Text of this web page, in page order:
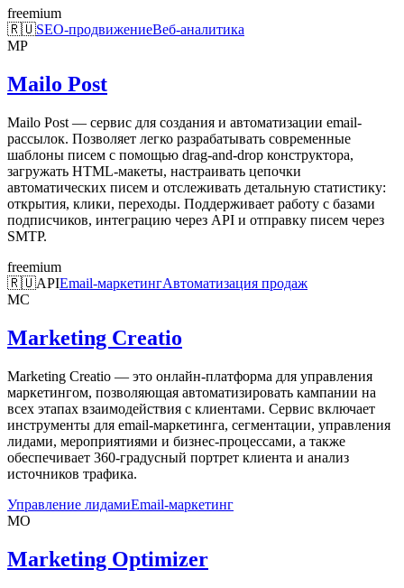
freemium
🇷🇺SEO-продвижениеВеб-аналитика
MP
Mailo Post
Mailo Post — сервис для создания и автоматизации email-
рассылок. Позволяет легко разрабатывать современные
шаблоны писем с помощью drag-and-drop конструктора,
загружать HTML-макеты, настраивать цепочки
автоматических писем и отслеживать детальную статистику:
открытия, клики, переходы. Поддерживает работу с базами
подписчиков, интеграцию через API и отправку писем через
SMTP.
freemium
🇷🇺APIEmail-маркетингАвтоматизация продаж
MC
Marketing Creatio
Marketing Creatio — это онлайн-платформа для управления
маркетингом, позволяющая автоматизировать кампании на
всех этапах взаимодействия с клиентами. Сервис включает
инструменты для email-маркетинга, сегментации, управления
лидами, мероприятиями и бизнес-процессами, а также
обеспечивает 360-градусный портрет клиента и анализ
источников трафика.
Управление лидамиEmail-маркетинг
MO
Marketing Optimizer